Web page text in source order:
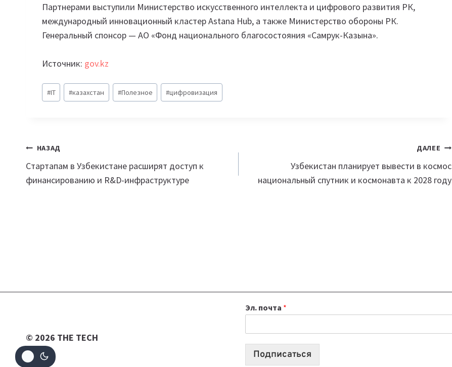
Партнерами выступили Министерство искусственного интеллекта и цифрового развития РК,
международный инновационный кластер Astana Hub, а также Министерство обороны РК.
Генеральный спонсор — АО «Фонд национального благосостояния «Самрук-Казына».
Источник: gov.kz
Метки
записи:
#IT #казахстан #Полезное #цифровизация
Навигация
по
НАЗАД
Стартапам в Узбекистане расширят доступ к
финансированию и R&D-инфраструктуре
ДАЛЕЕ
Узбекистан планирует вывести в космос
национальный спутник и космонавта к 2028 году
© 2026 THE TECH
Эл. почта *
Подписаться